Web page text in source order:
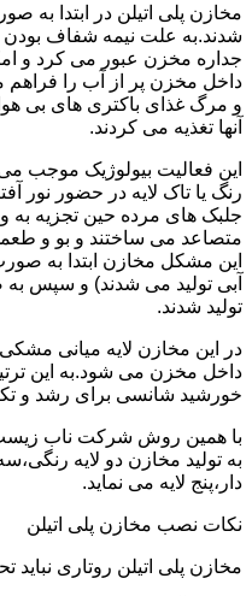
مخازن پلی اتیلن در ابتدا به
شدند.به علت نیمه شفاف بودن
جداره مخزن عبور می کرد و
داخل مخزن پر از آب را
و مرگ غذای باکتری های بی
آنها تغذیه می کردند.
این فعالیت بیولوژیک موجب
رنگ یا تاک لایه در حضور نور
جلبک های مرده حین تجزیه به
متصاعد می ساختند و بو و
این مشکل مخازن ابتدا به
آبی تولید می شدند) و سپس
تولید شدند.
در این مخازن لایه میانی
داخل مخزن می شود.به این
خورشید شانسی برای رشد و
با همین روش شرکت ناب
به تولید مخازن دو لایه
دار،پنج لایه می نماید.
نکات نصب مخازن پلی اتیلن
مخازن پلی اتیلن روتاری نباید